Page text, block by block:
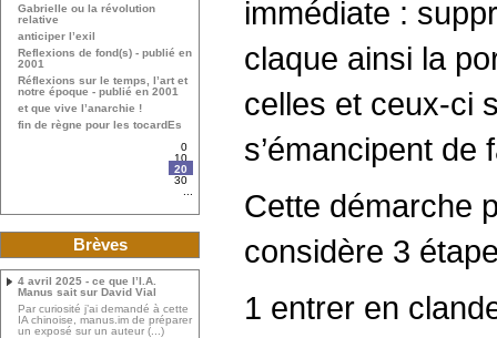
immédiate :
claque ainsi la
celles et ceux-ci
s’émancipent de
Cette démarche
considère 3
1 entrer en
Gabrielle ou la révolution
relative
anticiper l’exil
Reflexions de fond(s) - publié en
2001
Réflexions sur le temps, l’art et
notre époque - publié en 2001
et que vive l’anarchie !
fin de règne pour les tocardEs
0
10
20
30
Brèves
4 avril 2025 - ce que l’I.A.
Manus sait sur David Vial
Par curiosité j’ai demandé à cette
IA chinoise, manus.im de préparer
un exposé sur un auteur (...)